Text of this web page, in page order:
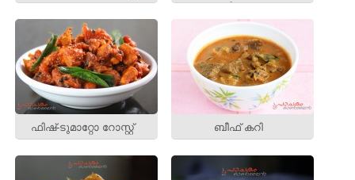
ചിക്കന്‍
ഫിഷ്‌-ടുമാറ്റോ റോസ്റ്റ് ബീഫ് കറി